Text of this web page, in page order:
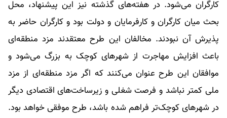
کارگران می‌شود. در هفته‌های گذشته نیز این پیشنهاد، محل
بحث میان کارگران و کارفرمایان و دولت بود و کارگران حاضر به
پذیرش آن نبودند. مخالفان این طرح معتقدند مزد منطقه‌ای
باعث افزایش مهاجرت از شهرهای کوچک به بزرگ می‌شود و
موافقان این طرح عنوان می‌کنند که اگر مزد منطقه‌ای از مزد
ملی کمتر نباشد و فرصت شغلی و زیرساخت‌های اقتصادی دیگر
در شهرهای کوچک‌تر فراهم شده باشد، طرح موفقی خواهد بود.